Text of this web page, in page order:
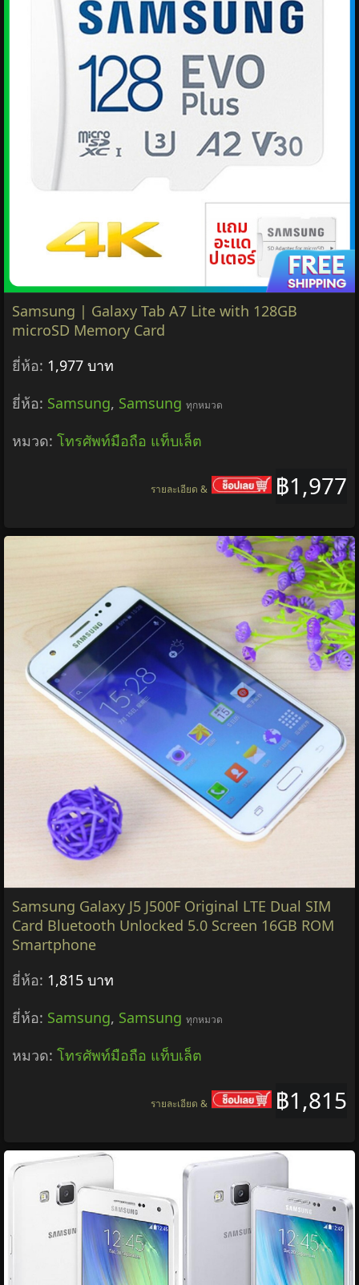
Samsung | Galaxy Tab A7 Lite with 128GB
microSD Memory Card
ยี่ห้อ: 1,977 บาท
ยี่ห้อ: Samsung, Samsung ทุกหมวด
หมวด: โทรศัพท์มือถือ แท็บเล็ต
฿1,977
รายละเอียด &
Samsung Galaxy J5 J500F Original LTE Dual SIM
Card Bluetooth Unlocked 5.0 Screen 16GB ROM
Smartphone
ยี่ห้อ: 1,815 บาท
ยี่ห้อ: Samsung, Samsung ทุกหมวด
หมวด: โทรศัพท์มือถือ แท็บเล็ต
฿1,815
รายละเอียด &